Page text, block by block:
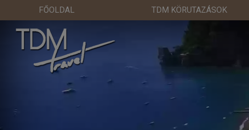
FŐOLDAL TDM KÖRUTAZÁSOK